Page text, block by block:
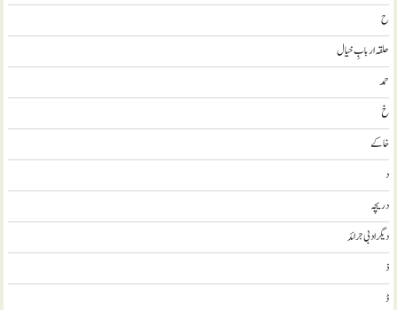
ح
حلقہ اربابِ خیال
حمد
خ
خاکے
د
دریچہ
ديگر ادبی جرائد
ذ
ڈ